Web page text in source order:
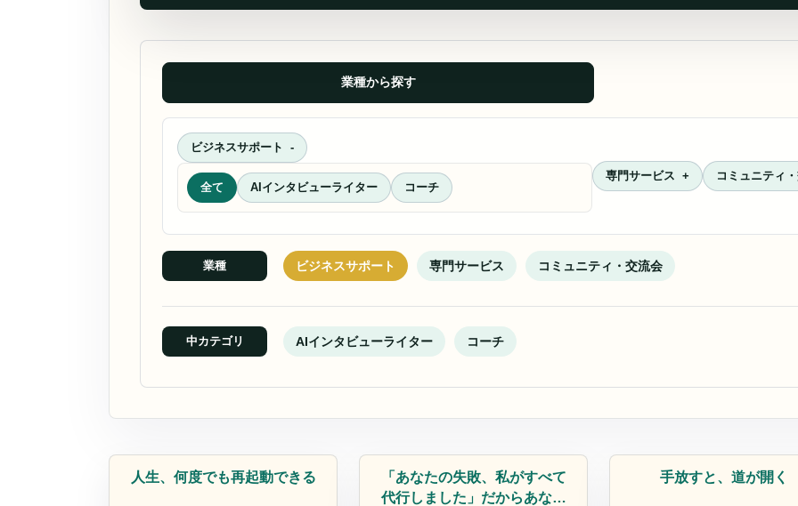
業種から探す
ビジネスサポート
全て AIインタビューライター コーチ
専門サービス コミュニティ
業種 ビジネスサポート 専門サービス コミュニティ・交流会
中カテゴリ AIインタビューライター コーチ
コーチ
人生、何度でも再起動できる
AIインタビューライター
「あなたの失敗、私がすべて
代行しました」だからあなた
コーチ
手放すと、道が開く